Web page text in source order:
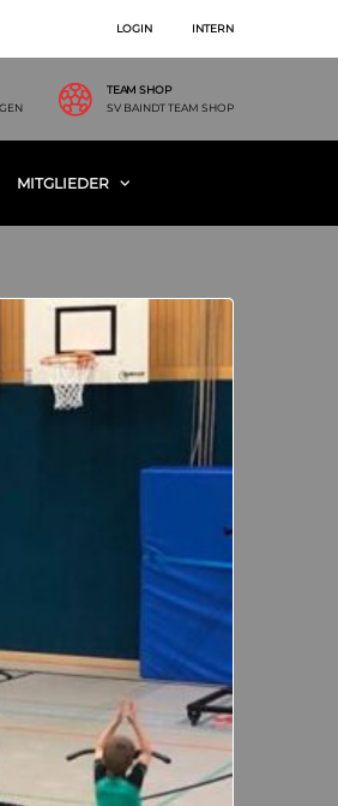
LOGIN INTERN
TEAM SHOP
SV BAINDT TEAM SHOP
MITGLIEDER